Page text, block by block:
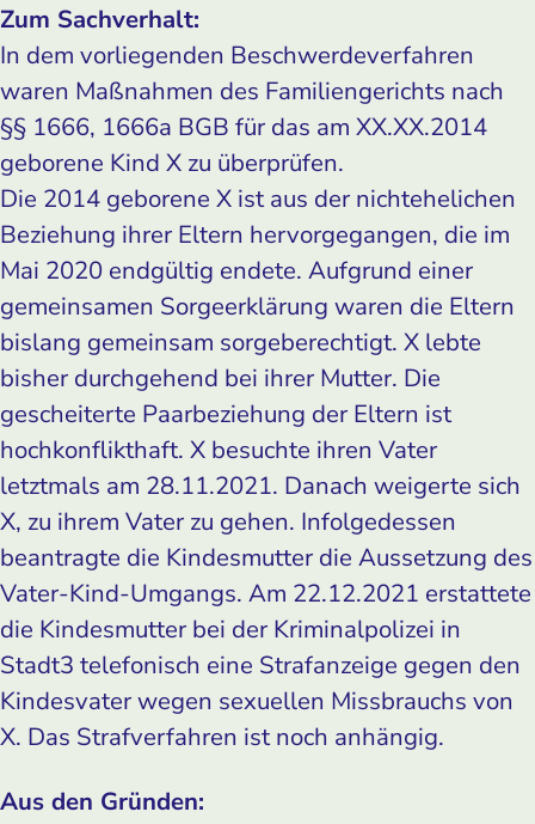
Zum Sachverhalt:
In dem vorliegenden Beschwerdeverfahren
waren Maßnahmen des Familiengerichts nach
§§ 1666, 1666a BGB für das am XX.XX.2014
geborene Kind X zu überprüfen.
Die 2014 geborene X ist aus der nichtehelichen
Beziehung ihrer Eltern hervorgegangen, die im
Mai 2020 endgültig endete. Aufgrund einer
gemeinsamen Sorgeerklärung waren die Eltern
bislang gemeinsam sorgeberechtigt. X lebte
bisher durchgehend bei ihrer Mutter. Die
gescheiterte Paarbeziehung der Eltern ist
hochkonflikthaft. X besuchte ihren Vater
letztmals am 28.11.2021. Danach weigerte sich
X, zu ihrem Vater zu gehen. Infolgedessen
beantragte die Kindesmutter die Aussetzung des
Vater-Kind-Umgangs. Am 22.12.2021 erstattete
die Kindesmutter bei der Kriminalpolizei in
Stadt3 telefonisch eine Strafanzeige gegen den
Kindesvater wegen sexuellen Missbrauchs von
X. Das Strafverfahren ist noch anhängig.
Aus den Gründen: